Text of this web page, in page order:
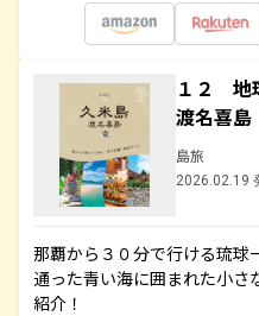
１２ 地
渡名喜
島旅
2026.02.19
那覇から３０分で行ける琉球
通った青い海に囲まれた小
紹介！